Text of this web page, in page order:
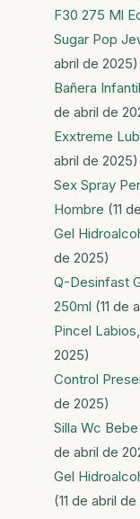
F30 275 Ml
Sugar Pop
abril de 2025)
Bañera
de abril de
Exxtreme
abril de 2025)
Sex Spray
Hombre (11
Gel
de 2025)
Q-Desinfast
250ml (11 de
Pincel
2025)
Control
de 2025)
Silla Wc
de abril de
Gel
(11 de abril